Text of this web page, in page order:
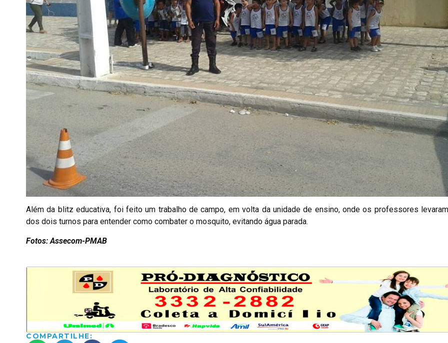
Além da blitz educativa, foi feito um trabalho de campo, em volta da unidade de ensino, onde os professores
dos dois turnos para entender como combater o mosquito, evitando água parada.
Fotos: Assecom-PMAB
COMPARTILHE: